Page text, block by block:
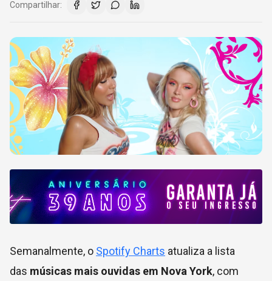
Compartilhar:
Semanalmente, o Spotify Charts atualiza a lista
das músicas mais ouvidas em Nova York, com